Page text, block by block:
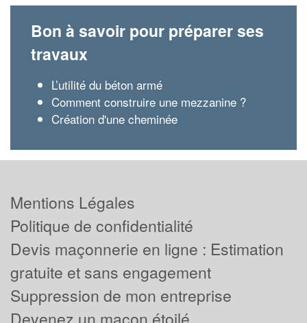
Bon à savoir pour préparer ses
travaux
L’utilité du béton armé
Comment construire une mezzanine ?
Création d'une cheminée
Mentions Légales
Politique de confidentialité
Devis maçonnerie en ligne : Estimation
gratuite et sans engagement
Suppression de mon entreprise
Devenez un maçon étoilé